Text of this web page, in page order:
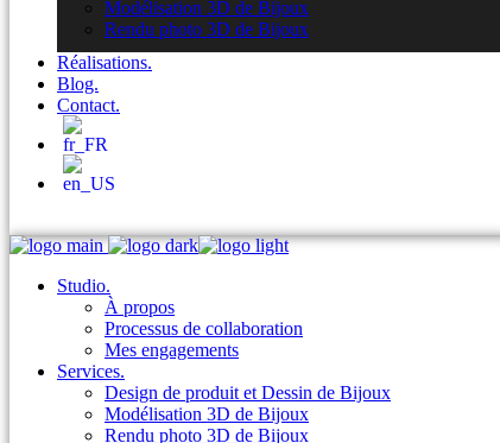
Modélisation 3D de Bijoux
Rendu photo 3D de Bijoux
Réalisations.
Blog.
Contact.
Studio.
À propos
Processus de collaboration
Mes engagements
Services.
Design de produit et Dessin de Bijoux
Modélisation 3D de Bijoux
Rendu photo 3D de Bijoux